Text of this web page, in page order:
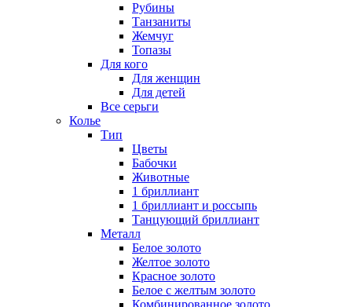
Рубины
Танзаниты
Жемчуг
Топазы
Для кого
Для женщин
Для детей
Все серьги
Колье
Тип
Цветы
Бабочки
Животные
1 бриллиант
1 бриллиант и россыпь
Танцующий бриллиант
Металл
Белое золото
Желтое золото
Красное золото
Белое с желтым золото
Комбинированное золото